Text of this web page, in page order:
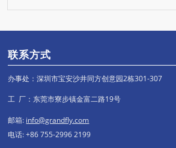
联系方式
办事处：深圳市宝安沙井同方创意园2栋301-307
工 厂：东莞市寮步镇金富二路19号
邮箱: info@grandfly.com
电话: +86 755-2996 2199